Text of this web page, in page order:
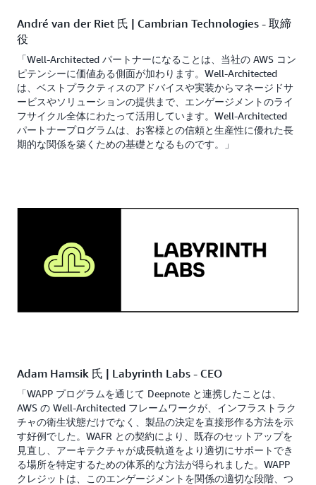
André van der Riet 氏 | Cambrian Technologies - 取締
役
「Well-Architected パートナーになることは、当社の AWS コン
ピテンシーに価値ある側面が加わります。Well-Architected
は、ベストプラクティスのアドバイスや実装からマネージドサ
ービスやソリューションの提供まで、エンゲージメントのライ
フサイクル全体にわたって活用しています。Well-Architected
パートナープログラムは、お客様との信頼と生産性に優れた長
期的な関係を築くための基礎となるものです。」
Adam Hamsik 氏 | Labyrinth Labs - CEO
「WAPP プログラムを通じて Deepnote と連携したことは、
AWS の Well-Architected フレームワークが、インフラストラク
チャの衛生状態だけでなく、製品の決定を直接形作る方法を示
す好例でした。WAFR との契約により、既存のセットアップを
見直し、アーキテクチャが成長軌道をより適切にサポートでき
る場所を特定するための体系的な方法が得られました。WAPP
クレジットは、このエンゲージメントを関係の適切な段階、つ